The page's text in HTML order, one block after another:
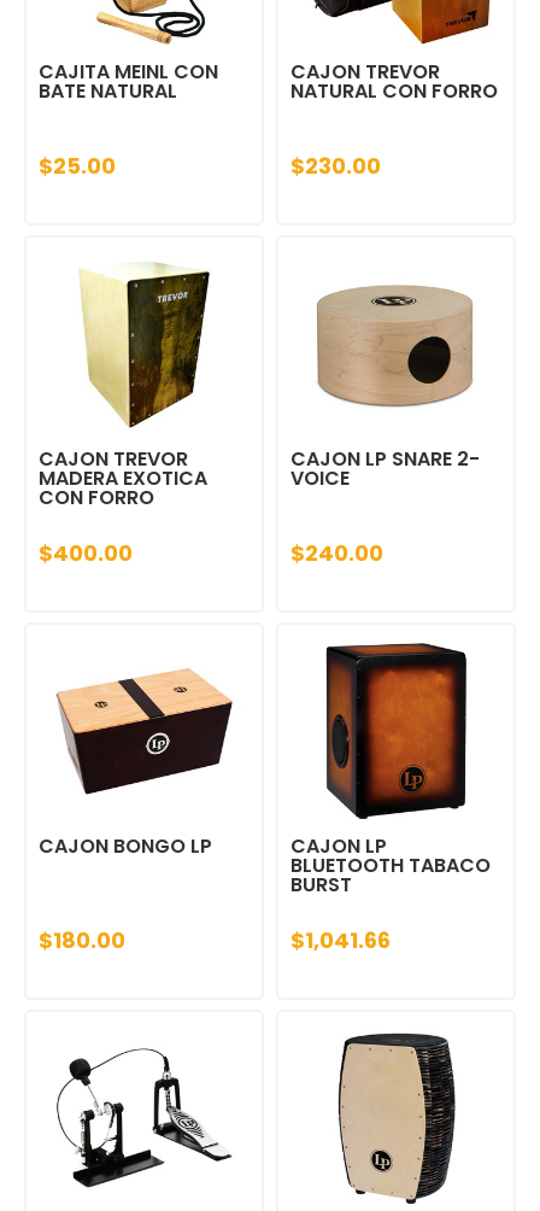
CAJITA MEINL CON
BATE NATURAL
$25.00
CAJON TREVOR
NATURAL CON FORRO
$230.00
CAJON TREVOR
MADERA EXOTICA
CON FORRO
$400.00
CAJON LP SNARE 2-
VOICE
$240.00
CAJON BONGO LP
$180.00
CAJON LP
BLUETOOTH TABACO
BURST
$1,041.66